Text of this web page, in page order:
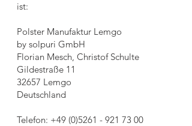
ist:
Polster Manufaktur Lemgo
by solpuri GmbH
Florian Mesch, Christof Schulte
Gildestraße 11
32657 Lemgo
Deutschland
Telefon: +49 (0)5261 - 921 73 00